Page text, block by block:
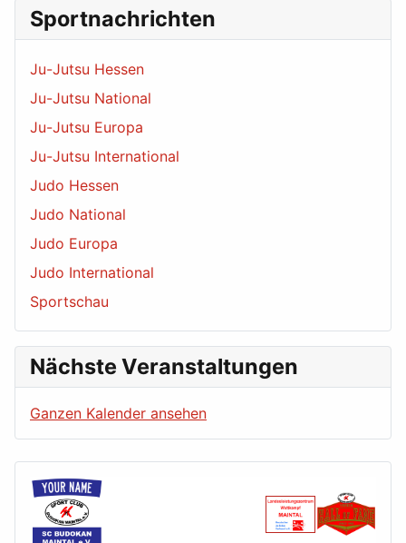
Sportnachrichten
Ju-Jutsu Hessen
Ju-Jutsu National
Ju-Jutsu Europa
Ju-Jutsu International
Judo Hessen
Judo National
Judo Europa
Judo International
Sportschau
Nächste Veranstaltungen
Ganzen Kalender ansehen